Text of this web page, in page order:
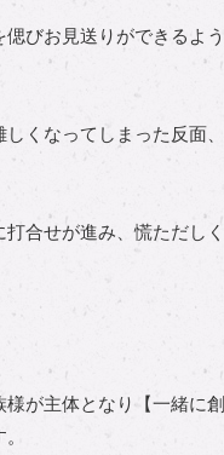
びお見送りができるよ
くなってしまった反
合せが進み、慌ただ
が主体となり【一緒